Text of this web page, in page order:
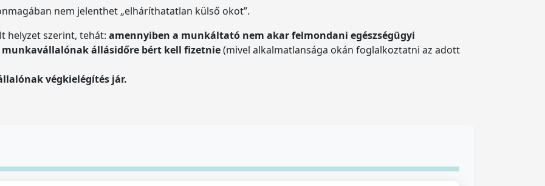
nem jelenthet „elháríthatatlan külső okot”.
helyzet szerint, tehát: amennyiben a munkáltató nem akar felmondani egészségügyi
állásidőre bért kell fizetnie(mivel alkalmatlansága okán foglalkoztatni az adott
végkielégítés jár.